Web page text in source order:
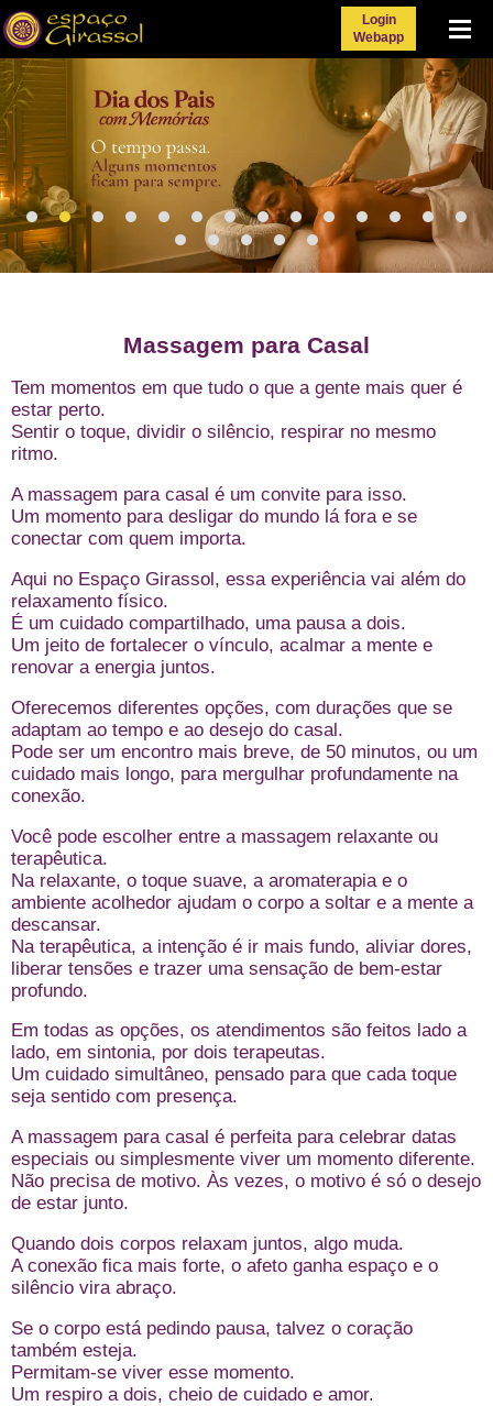
Login
Webapp
Menu
Massagem para Casal
Tem momentos em que tudo o que a gente mais quer é
estar perto.
Sentir o toque, dividir o silêncio, respirar no mesmo
ritmo.
A massagem para casal é um convite para isso.
Um momento para desligar do mundo lá fora e se
conectar com quem importa.
Aqui no Espaço Girassol, essa experiência vai além do
relaxamento físico.
É um cuidado compartilhado, uma pausa a dois.
Um jeito de fortalecer o vínculo, acalmar a mente e
renovar a energia juntos.
Oferecemos diferentes opções, com durações que se
adaptam ao tempo e ao desejo do casal.
Pode ser um encontro mais breve, de 50 minutos, ou um
cuidado mais longo, para mergulhar profundamente na
conexão.
Você pode escolher entre a massagem relaxante ou
terapêutica.
Na relaxante, o toque suave, a aromaterapia e o
ambiente acolhedor ajudam o corpo a soltar e a mente a
descansar.
Na terapêutica, a intenção é ir mais fundo, aliviar dores,
liberar tensões e trazer uma sensação de bem-estar
profundo.
Em todas as opções, os atendimentos são feitos lado a
lado, em sintonia, por dois terapeutas.
Um cuidado simultâneo, pensado para que cada toque
seja sentido com presença.
A massagem para casal é perfeita para celebrar datas
especiais ou simplesmente viver um momento diferente.
Não precisa de motivo. Às vezes, o motivo é só o desejo
de estar junto.
Quando dois corpos relaxam juntos, algo muda.
A conexão fica mais forte, o afeto ganha espaço e o
silêncio vira abraço.
Se o corpo está pedindo pausa, talvez o coração
também esteja.
Permitam-se viver esse momento.
Um respiro a dois, cheio de cuidado e amor.